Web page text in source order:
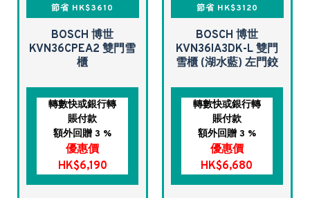
節省 HK$3610
BOSCH 博世
KVN36CPEA2 雙門雪
櫃
轉數快或銀行轉
賬付款
額外回贈 3 %
優惠價
HK$6,190
節省 HK$3120
BOSCH 博世
KVN36IA3DK-L 雙門
雪櫃 (湖水藍) 左門鉸
轉數快或銀行轉
賬付款
額外回贈 3 %
優惠價
HK$6,680